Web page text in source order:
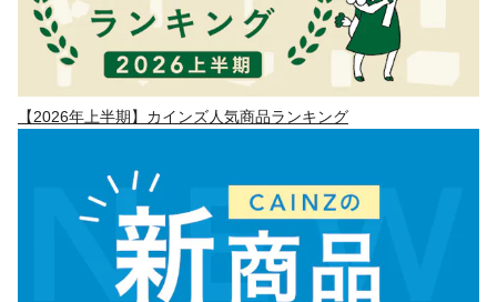
【2026年上半期】カインズ人気商品ランキング